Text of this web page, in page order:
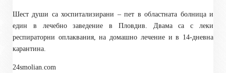
Шест души са хоспитализирани – пет в областната болница и
един в лечебно заведение в Пловдив. Двама са с леки
респираторни оплаквания, на домашно лечение и в 14-дневна
карантина.
24smolian.com